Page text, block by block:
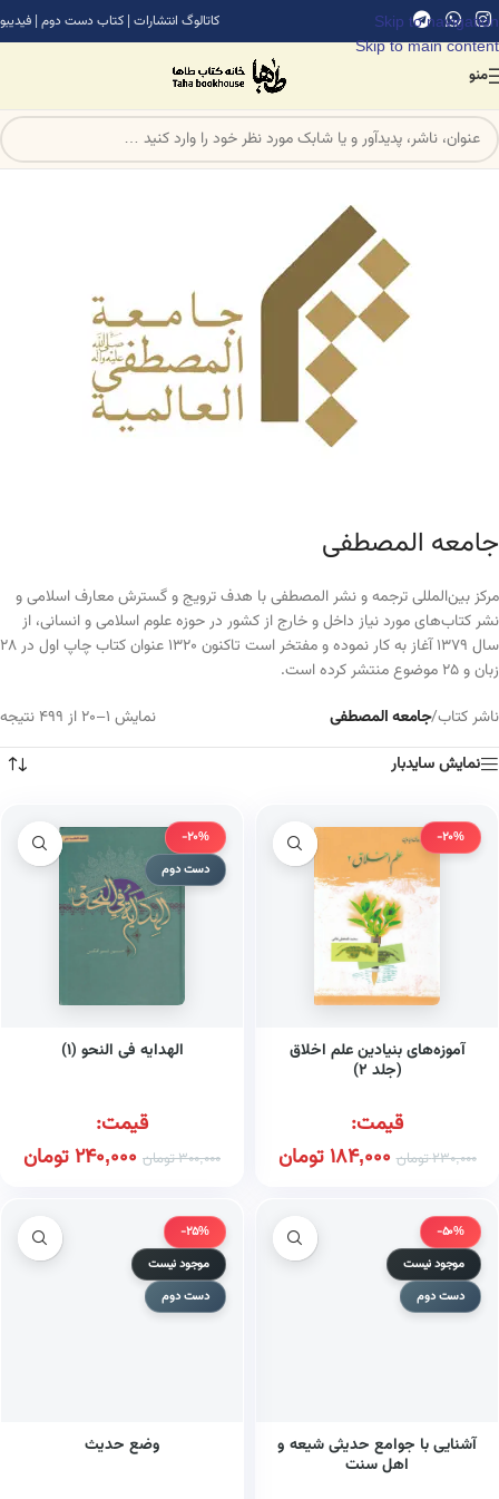
Skip to navigation
Skip to main content
کاتالوگ انتشارات | کتاب دست دوم | فیدیبو
منو
جامعه المصطفی
مرکز بین‌المللی ترجمه و نشر المصطفی با هدف ترویج و گسترش معارف اسلامی و
نشر کتاب‌های مورد نیاز داخل و خارج از کشور در حوزه علوم اسلامی و انسانی، از
سال ۱۳۷۹ آغاز به کار نموده و مفتخر است تاکنون ۱۳۲۰ عنوان کتاب چاپ اول در ۲۸
زبان و ۲۵ موضوع منتشر کرده است.
ناشر کتاب/جامعه المصطفی
نمایش 1–20 از 499 نتیجه
نمایش سایدبار
-20%
آموزه‌های بنیادین علم اخلاق
(جلد ۲)
قیمت:
230,000تومان 184,000تومان
-20%
دست دوم
الهدایه فی النحو (۱)
قیمت:
300,000تومان 240,000تومان
-50%
موجود نیست
دست دوم
آشنایی با جوامع حدیثی شیعه و
اهل سنت
-25%
موجود نیست
دست دوم
وضع حدیث